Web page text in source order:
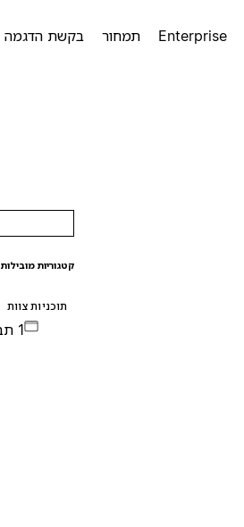
Enterprise תמחור בקשת הדגמה
קטגוריות מובילות
תוכניות צוות
1 תבנית